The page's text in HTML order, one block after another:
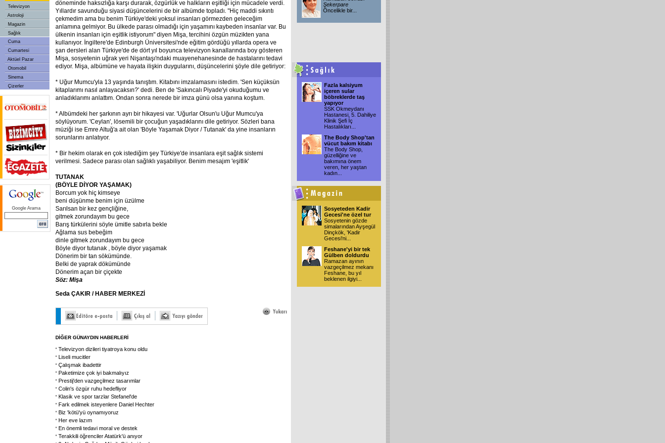
Televizyon
Astroloji
Magazin
Sağlık
Cuma
Cumartesi
Aktüel Pazar
Otomobil
Sinema
Çizerler
Google Arama
döneminde haksızlığa karşı durarak, özgürlük ve halkların eşitliği için mücadele verdi.
Yıllardır savunduğu siyasi düşüncelerini de bir albümde topladı. "Hiç maddi sıkıntı
çekmedim ama bu benim Türkiye'deki yoksul insanları görmezden geleceğim
anlamına gelmiyor. Bu ülkede parası olmadığı için yaşamını kaybeden insanlar var. Bu
ülkenin insanları için eşitlik istiyorum" diyen Mişa, tercihini özgün müzikten yana
kullanıyor. İngiltere'de Edinburgh Üniversitesi'nde eğitim gördüğü yıllarda opera ve
şan dersleri alan Türkiye'de de dört yıl boyunca televizyon kanallarında boy gösteren
Mişa, sosyetenin uğrak yeri Nişantaşı'ndaki muayenehanesinde de hastalarını tedavi
ediyor. Mişa, albümüne ve hayata ilişkin duygularını, düşüncelerini şöyle dile getiriyor:
* Uğur Mumcu'yla 13 yaşında tanıştım. Kitabını imzalamasını istedim. 'Sen küçüksün
kitaplarımı nasıl anlayacaksın?' dedi. Ben de 'Sakıncalı Piyade'yi okuduğumu ve
anladıklarımı anlattım. Ondan sonra nerede bir imza günü olsa yanına koştum.
* Albümdeki her şarkının ayrı bir hikayesi var. 'Uğurlar Olsun'u Uğur Mumcu'ya
söylüyorum. 'Ceylan', lösemili bir çocuğun yaşadıklarını dile getiriyor. Sözleri bana
müziği ise Emre Altuğ'a ait olan 'Böyle Yaşamak Diyor / Tutanak' da yine insanların
sorunlarını anlatıyor.
* Bir hekim olarak en çok istediğim şey Türkiye'de insanlara eşit sağlık sistemi
verilmesi. Sadece parası olan sağlıklı yaşabiliyor. Benim mesajım 'eşitlik'
TUTANAK
(BÖYLE DİYOR YAŞAMAK)
Borcum yok hiç kimseye
beni düşünme benim için üzülme
Sarılsan bir kez gençliğine,
gitmek zorundayım bu gece
Barış türkülerini söyle ümitle sabırla bekle
Ağlama sus bebeğim
dinle gitmek zorundayım bu gece
Böyle diyor tutanak , böyle diyor yaşamak
Dönerim bir tan sökümünde.
Belki de yaprak dökümünde
Dönerim açan bir çiçekte
Söz: Mişa
Seda ÇAKIR / HABER MERKEZİ
DİĞER GÜNAYDIN HABERLERİ
Televizyon dizileri tiyatroya konu oldu
Liseli mucitler
Çalışmak ibadettir
Paketimize çok iyi bakmalıyız
Prestij'den vazgeçilmez tasarımlar
Colin's özgür ruhu hedefliyor
Klasik ve spor tarzlar Stefanel'de
Fark edilmek isteyenlere Daniel Hechter
Biz 'kötü'yü oynamıyoruz
Her eve lazım
En önemli tedavi moral ve destek
Terakkili öğrenciler Atatürk'ü anıyor
Şekerpare
Öncelikle bir...
Fazla kalsiyum
içeren sular
böbreklerde taş
yapıyor
SSK Okmeydanı
Hastanesi, 5. Dahiliye
Klinik Şefi İç
Hastalıkları
The Body Shop'tan
vücut bakım kitabı
The Body Shop,
güzelliğine ve
bakımına önem
veren, her yaştan
kadın
Sosyeteden Kadir
Gecesi'ne özel tur
Sosyetenin gözde
simalarından Ayşegül
Dinçkök, 'Kadir
Gecesi'ni
Feshane'yi bir tek
Gülben doldurdu
Ramazan ayının
vazgeçilmez mekanı
Feshane, bu yıl
beklenen ilgiyi